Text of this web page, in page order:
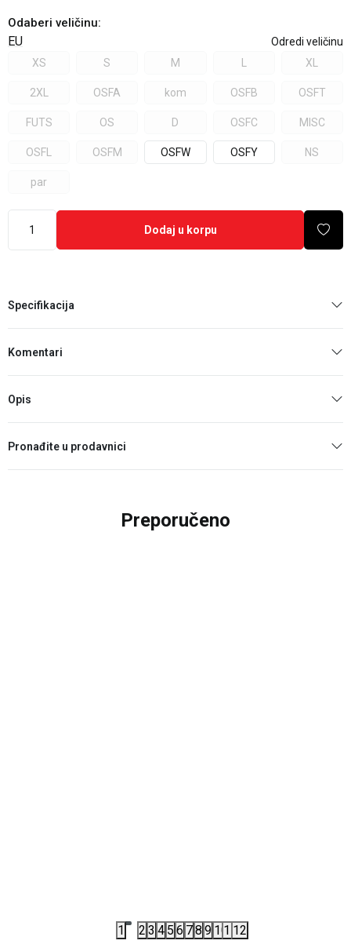
Odaberi veličinu:
EU
Odredi veličinu
XS
S M XL
2XL OSFA kom OSFB OSFT
FUTS OS D OSFC MISC
OSFL OSFM OSFW OSFY NS
par
Dodaj u korpu
Specifikacija
Komentari
Opis
Pronađite u prodavnici
Preporučeno
1 2 3 4 5 6 78 9 101112